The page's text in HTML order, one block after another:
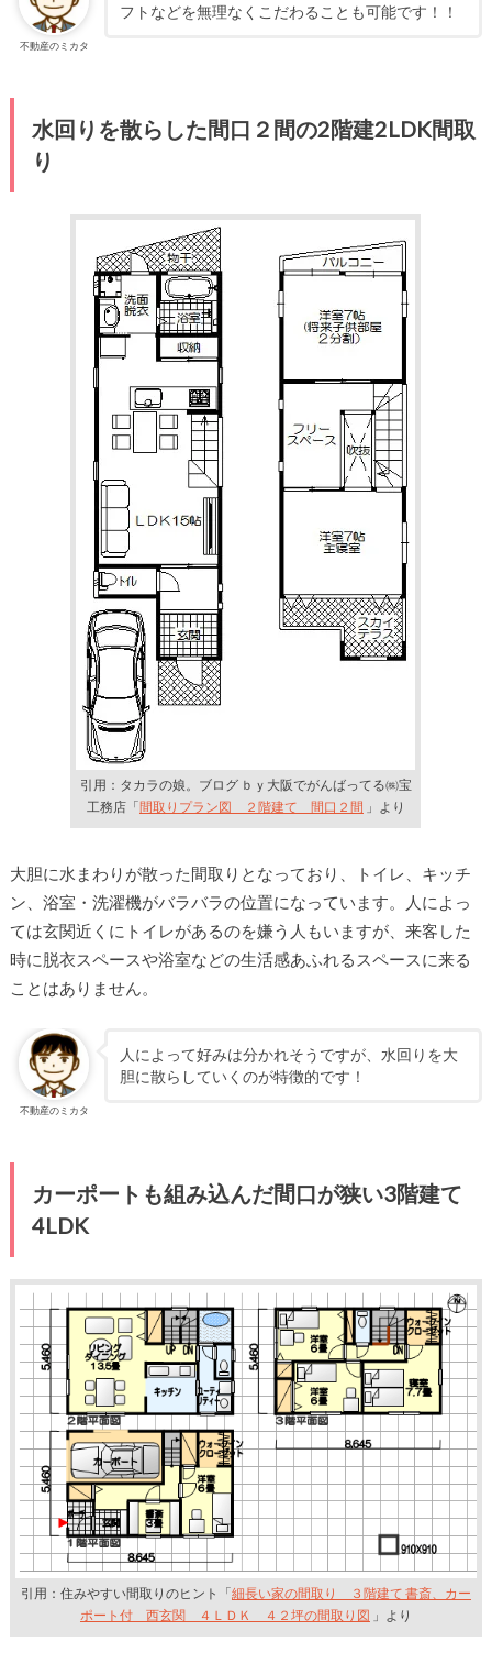
不動産のミカタ
フトなどを無理なくこだわることも可能です！！
水回りを散らした間口２間の2階建2LDK間取
り
引用：タカラの娘。ブログ ｂｙ大阪でがんばってる㈱宝
工務店「間取りプラン図 ２階建て 間口２間 」より
大胆に水まわりが散った間取りとなっており、トイレ、キッチ
ン、浴室・洗濯機がバラバラの位置になっています。人によっ
ては玄関近くにトイレがあるのを嫌う人もいますが、来客した
時に脱衣スペースや浴室などの生活感あふれるスペースに来る
ことはありません。
不動産のミカタ
人によって好みは分かれそうですが、水回りを大
胆に散らしていくのが特徴的です！
カーポートも組み込んだ間口が狭い3階建て
4LDK
引用：住みやすい間取りのヒント「細長い家の間取り ３階建て 書斎、カー
ポート付 西玄関 ４ＬＤＫ ４２坪の間取り図 」より